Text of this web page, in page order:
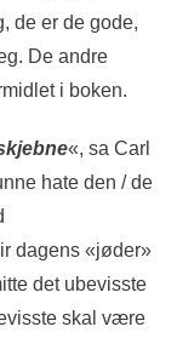
de er de gode,
De andre
i boken.
«, sa Carl
hate den / de
dagens «jøder»
det ubevisste
skal være